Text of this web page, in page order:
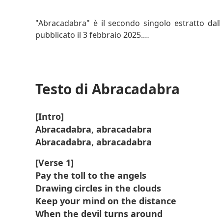
"Abracadabra" è il secondo singolo estratto
pubblicato il 3 febbraio 2025.
La canzone è stata accompagnata da un
Gaga ha eseguito "Abracadabra" dal vivo al
suo set da headliner al Coachella 2025.
digitali lo stesso giorno.
Testo di Abracadabra
[Intro]
Abracadabra, abracadabra
Abracadabra, abracadabra
[Verse 1]
Pay the toll to the angels
Drawing circles in the clouds
Keep your mind on the distance
When the devil turns around